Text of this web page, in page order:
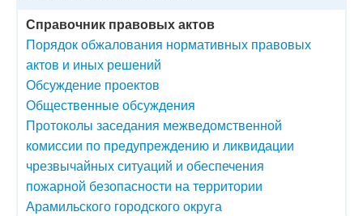
Справочник правовых актов
Порядок обжалования нормативных правовых
актов и иных решений
Обсуждение проектов
Общественные обсуждения
Протоколы заседания межведомственной
комиссии по предупреждению и ликвидации
чрезвычайных ситуаций и обеспечения
пожарной безопасности на территории
Арамильского городского округа